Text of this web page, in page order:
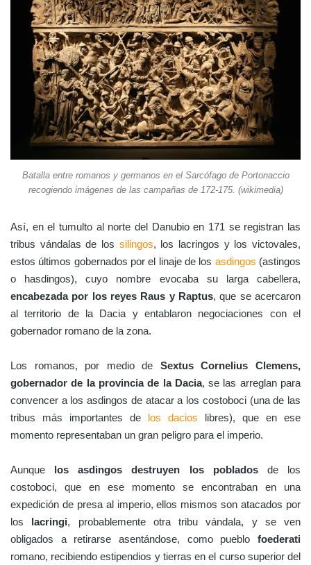
Batalla entre romanos y germanos en el Sarcófago de Portonaccio
recogiendo imágenes de las campañas de 172-175. (wikimedia)
Así, en el tumulto al norte del Danubio en 171 se registran las
tribus vándalas de los silingos, los lacringos y los victovales,
estos últimos gobernados por el linaje de los asdingos (astingos
o hasdingos), cuyo nombre evocaba su larga cabellera,
encabezada por los reyes Raus y Raptus, que se acercaron
al territorio de la Dacia y entablaron negociaciones con el
gobernador romano de la zona.
Los romanos, por medio de Sextus Cornelius Clemens,
gobernador de la provincia de la Dacia, se las arreglan para
convencer a los asdingos de atacar a los costoboci (una de las
tribus más importantes de
los dacios libres), que en ese
momento representaban un gran peligro para el imperio.
Aunque los asdingos destruyen los pobladosde los
costoboci, que en ese momento se encontraban en una
expedición de presa al imperio, ellos mismos son atacados por
los
lacringi, probablemente otra tribu vándala, y se ven
obligados a retirarse asentándose, como pueblo foederati
romano, recibiendo estipendios y tierras en el curso superior del